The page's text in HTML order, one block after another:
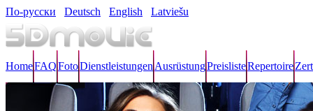
По-русски Deutsch English Latviešu
HomeFAQFotoDienstleistungen AusrüstungPreislisteRepertoire